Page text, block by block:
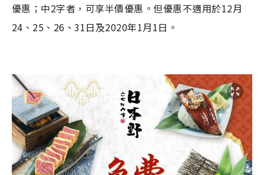
優惠；中2字者，可享半價優惠。但優惠不適用於12月
24、25、26、31日及2020年1月1日。